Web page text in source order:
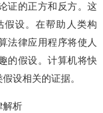
证的正方和反方。这
假设。在帮助人类构
法律应用程序将使人
的假设。计算机将快
设相关的证据。
解析